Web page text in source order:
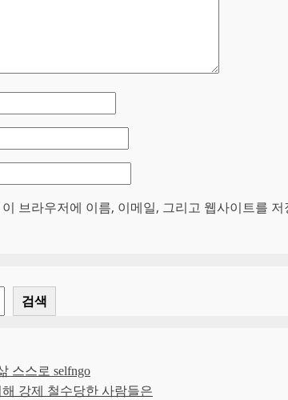
브라우저에 이름, 이메일, 그리고 웹사이트를 저
검색
스스로 selfngo
강제 철수당한 사람들은